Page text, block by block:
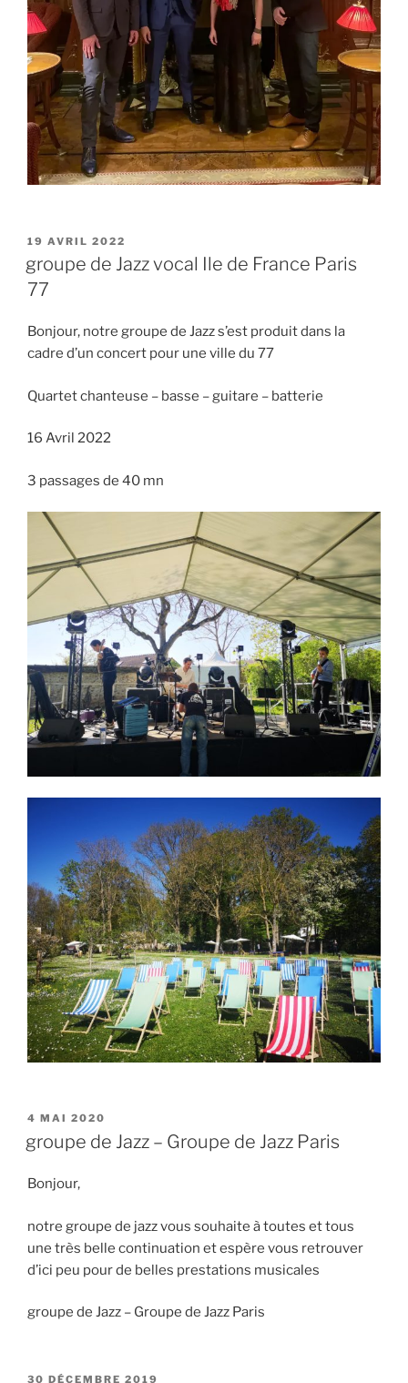
PUBLIÉ
19 AVRIL 2022
groupe de Jazz vocal Ile de France Paris
77
Bonjour, notre groupe de Jazz s’est produit dans la
cadre d’un concert pour une ville du 77
Quartet chanteuse – basse – guitare – batterie
16 Avril 2022
3 passages de 40 mn
PUBLIÉ
4 MAI 2020
groupe de Jazz – Groupe de Jazz Paris
Bonjour,
notre groupe de jazz vous souhaite à toutes et tous
une très belle continuation et espère vous retrouver
d’ici peu pour de belles prestations musicales
groupe de Jazz – Groupe de Jazz Paris
PUBLIÉ
30 DÉCEMBRE 2019